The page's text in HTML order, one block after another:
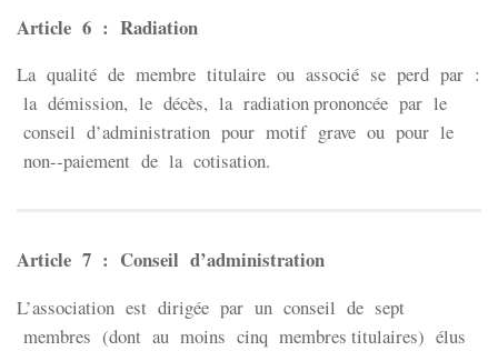
Article 6 : Radiation
La qualité de membre titulaire ou associé se perd par :
la démission, le décès, la radiation prononcée par le
conseil d’administration pour motif grave ou pour le
non-­‐paiement de la cotisation.
Article 7 : Conseil d’administration
L’association est dirigée par un conseil de sept
membres (dont au moins cinq membres titulaires) élus